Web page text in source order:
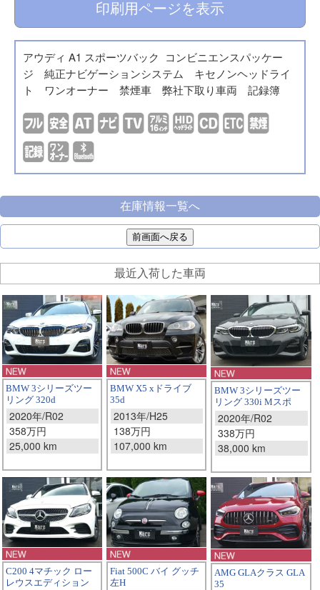
印刷用ページを表示
アウディ A1 スポーツバック コンビニエンスパッケー
ジ 純正ナビゲーションシステム キセノンヘッドライ
ト ワンオーナー 禁煙車 弊社下取り車両 記録簿
在庫情報一覧へ
前画面へ戻る
最近入荷した車両
BMW 3シリーズツー
リング 320d
2020年/R02
358万円
25,000 km
BMW X5 xドライブ
35d
2013年/H25
138万円
107,000 km
BMW 3シリーズツー
リング 330i Mスポ
2020年/R02
338万円
38,000 km
C200 4マチック ロー
レウスエディション
Fiat 500C バイ グッチ
左H
AMG GLAクラス GLA
35